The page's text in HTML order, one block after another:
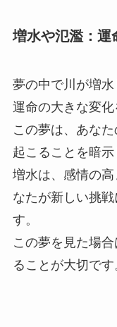
増水や氾濫：運
夢の中で川が増水
運命の大きな変化
この夢は、あな
起こることを暗示
増水は、感情の
なたが新しい挑
す。
この夢を見た場
ることが大切です